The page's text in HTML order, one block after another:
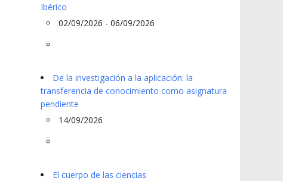
Ibérico
02/09/2026 - 06/09/2026
De la investigación a la aplicación: la
transferencia de conocimiento como asignatura
pendiente
14/09/2026
El cuerpo de las ciencias